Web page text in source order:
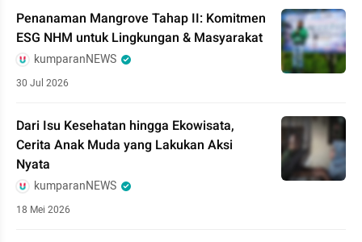
Penanaman Mangrove Tahap II: Komitmen
ESG NHM untuk Lingkungan & Masyarakat
kumparanNEWS
30 Jul 2026
Dari Isu Kesehatan hingga Ekowisata,
Cerita Anak Muda yang Lakukan Aksi
Nyata
kumparanNEWS
18 Mei 2026